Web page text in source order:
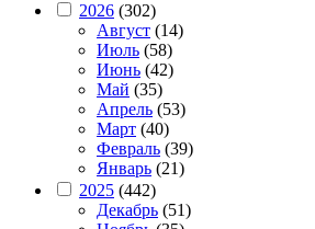
2026 (302)
Август (14)
Июль (58)
Июнь (42)
Май (35)
Апрель (53)
Март (40)
Февраль (39)
Январь (21)
2025 (442)
Декабрь (51)